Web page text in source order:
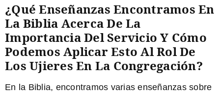
¿Qué Enseñanzas Encontramos En
La Biblia Acerca De La
Importancia Del Servicio Y Cómo
Podemos Aplicar Esto Al Rol De
Los Ujieres En La Congregación?
En la Biblia, encontramos varias enseñanzas sobre